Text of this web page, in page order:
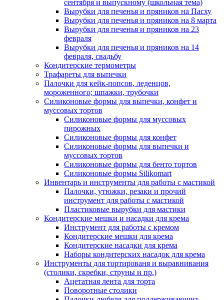
сентября и выпускному (школьная тема)
Вырубки для печенья и пряников на Пасху
Вырубки для печенья и пряников на 8 марта
Вырубки для печенья и пряников на 23
февраля
Вырубки для печенья и пряников на 14
февраля, свадьбу
Кондитерские термометры
Трафареты для выпечки
Палочки для кейк-попсов, леденцов,
мороженного; шпажки, трубочки
Силиконовые формы для выпечки, конфет и
муссовых тортов
Силиконовые формы для муссовых
пирожных
Силиконовые формы для конфет
Силиконовые формы для выпечки и
муссовых тортов
Силиконовые формы для бенто тортов
Силиконовые формы Silikomart
Инвентарь и инструменты для работы с мастикой
Палочки, утюжки, резаки и прочий
инструмент для работы с мастикой
Пластиковые вырубки для мастики
Кондитерские мешки и насадки для крема
Инструмент для работы с кремом
Кондитерские мешки для крема
Кондитерские насадки для крема
Наборы кондитерских насадок для крема
Инструменты для тортированя и выравнивания
(столики, скребки, струны и пр.)
Ацетатная лента для торта
Поворотные столики